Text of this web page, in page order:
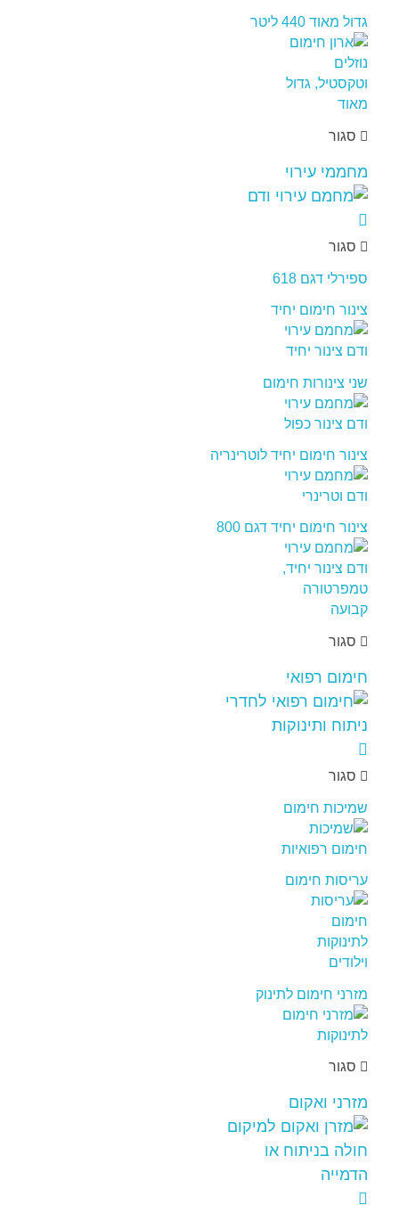
גדול מאוד 440 ליטר
סגור
מחממי עירוי
סגור
ספירלי דגם 618
צינור חימום יחיד
שני צינורות חימום
צינור חימום יחיד לוטרינריה
צינור חימום יחיד דגם 800
סגור
חימום רפואי
סגור
שמיכות חימום
עריסות חימום
מזרני חימום לתינוק
סגור
מזרני ואקום